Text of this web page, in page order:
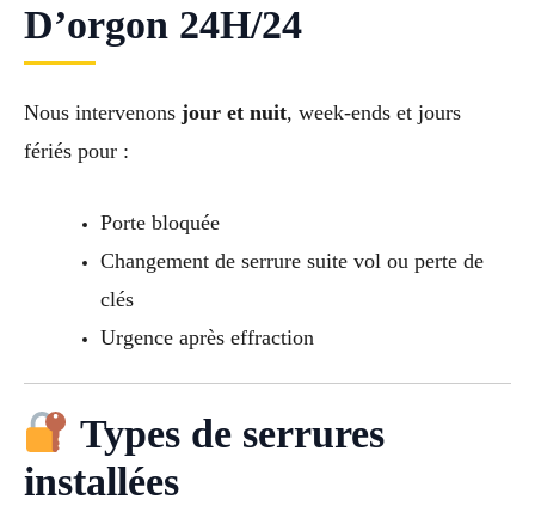
D’orgon 24H/24
Nous intervenons jour et nuit, week-ends et jours
fériés pour :
Porte bloquée
Changement de serrure suite vol ou perte de
clés
Urgence après effraction
Types de serrures
installées